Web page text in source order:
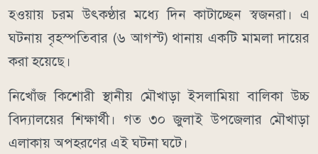
হওয়ায় চরম উৎকণ্ঠার মধ্যে দিন কাটাচ্ছেন স্বজনরা। এ
ঘটনায় বৃহস্পতিবার (৬ আগস্ট) থানায় একটি মামলা দায়ের
করা হয়েছে।
নিখোঁজ কিশোরী স্থানীয় মৌখাড়া ইসলামিয়া বালিকা উচ্চ
বিদ্যালয়ের শিক্ষার্থী। গত ৩০ জুলাই উপজেলার মৌখাড়া
এলাকায় অপহরণের এই ঘটনা ঘটে।